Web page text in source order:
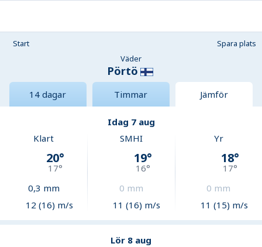
Start
Spara plats
Väder
Pörtö
14 dagar Timmar Jämför
Idag 7 aug
Klart
20°
17°
0,3 mm
12 (16) m/s
SMHI
19°
16°
0 mm
11 (16) m/s
Yr
18°
17°
0 mm
11 (15) m/s
Lör 8 aug